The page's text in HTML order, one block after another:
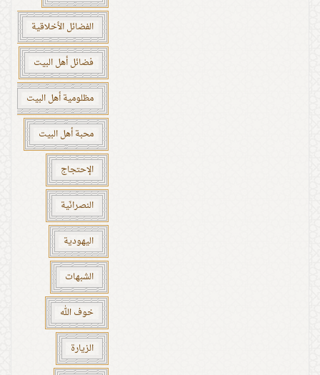
الفضائل الأخلاقية
فضائل أهل البيت
مظلومية أهل البيت
محبة أهل البيت
الإحتجاج
النصرانّية
اليهودية
الشبهات
خوف الله
الزيارة